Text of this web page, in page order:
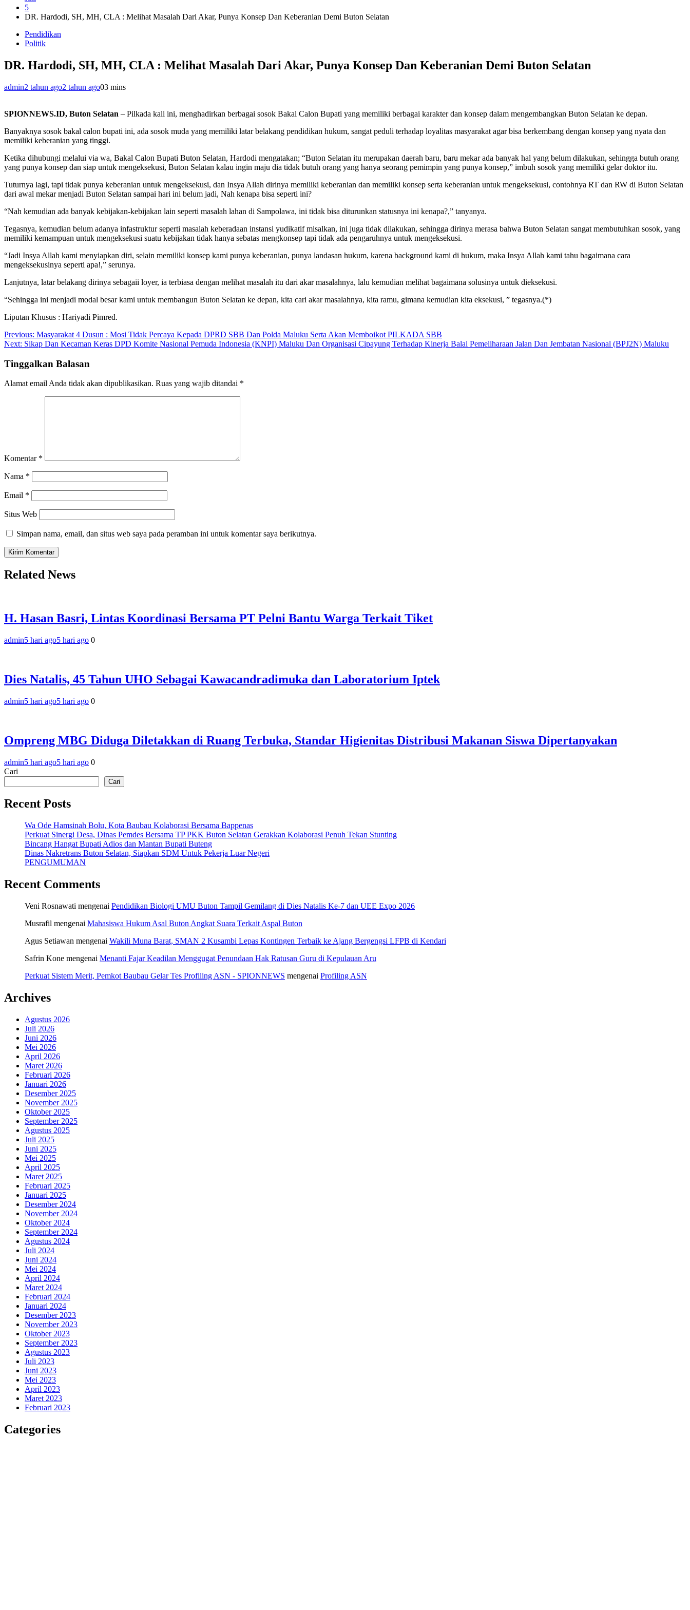
5
DR. Hardodi, SH, MH, CLA : Melihat Masalah Dari Akar, Punya Konsep Dan Keberanian Demi Buton Selatan
Pendidikan
Politik
DR. Hardodi, SH, MH, CLA : Melihat Masalah Dari Akar, Punya Konsep Dan Keberanian Demi Buton Selatan
admin2 tahun ago2 tahun ago03 mins
SPIONNEWS.ID, Buton Selatan – Pilkada kali ini, menghadirkan berbagai sosok Bakal Calon Bupati yang memiliki berbagai karakter dan konsep dalam mengembangkan Buton Selatan ke depan.
Banyaknya sosok bakal calon bupati ini, ada sosok muda yang memiliki latar belakang pendidikan hukum, sangat peduli terhadap loyalitas masyarakat agar bisa berkembang dengan konsep yang nyata dan
memiliki keberanian yang tinggi.
Ketika dihubungi melalui via wa, Bakal Calon Bupati Buton Selatan, Hardodi mengatakan; “Buton Selatan itu merupakan daerah baru, baru mekar ada banyak hal yang belum dilakukan, sehingga butuh orang
yang punya konsep dan siap untuk mengeksekusi, Buton Selatan kalau ingin maju dia tidak butuh orang yang hanya seorang pemimpin yang punya konsep,” imbuh sosok yang memiliki gelar doktor itu.
Tuturnya lagi, tapi tidak punya keberanian untuk mengeksekusi, dan Insya Allah dirinya memiliki keberanian dan memiliki konsep serta keberanian untuk mengeksekusi, contohnya RT dan RW di Buton Selatan
dari awal mekar menjadi Buton Selatan sampai hari ini belum jadi, Nah kenapa bisa seperti ini?
“Nah kemudian ada banyak kebijakan-kebijakan lain seperti masalah lahan di Sampolawa, ini tidak bisa diturunkan statusnya ini kenapa?,” tanyanya.
Tegasnya, kemudian belum adanya infastruktur seperti masalah keberadaan instansi yudikatif misalkan, ini juga tidak dilakukan, sehingga dirinya merasa bahwa Buton Selatan sangat membutuhkan sosok, yang
memiliki kemampuan untuk mengeksekusi suatu kebijakan tidak hanya sebatas mengkonsep tapi tidak ada pengaruhnya untuk mengeksekusi.
“Jadi Insya Allah kami menyiapkan diri, selain memiliki konsep kami punya keberanian, punya landasan hukum, karena background kami di hukum, maka Insya Allah kami tahu bagaimana cara
mengeksekusinya seperti apa!,” serunya.
Lanjutnya, latar belakang dirinya sebagaii loyer, ia terbiasa dengan melihat masalah itu dari akar masalahnya, lalu kemudian melihat bagaimana solusinya untuk dieksekusi.
“Sehingga ini menjadi modal besar kami untuk membangun Buton Selatan ke depan, kita cari akar masalahnya, kita ramu, gimana kemudian kita eksekusi, ” tegasnya.(*)
Liputan Khusus : Hariyadi Pimred.
Navigasi
pos
Previous: Masyarakat 4 Dusun : Mosi Tidak Percaya Kepada DPRD SBB Dan Polda Maluku Serta Akan Memboikot PILKADA SBB
Next: Sikap Dan Kecaman Keras DPD Komite Nasional Pemuda Indonesia (KNPI) Maluku Dan Organisasi Cipayung Terhadap Kinerja Balai Pemeliharaan Jalan Dan Jembatan Nasional (BPJ2N) Maluku
Tinggalkan Balasan
Alamat email Anda tidak akan dipublikasikan. Ruas yang wajib ditandai *
Komentar *
Nama *
Email *
Situs Web
Simpan nama, email, dan situs web saya pada peramban ini untuk komentar saya berikutnya.
Related News
H. Hasan Basri, Lintas Koordinasi Bersama PT Pelni Bantu Warga Terkait Tiket
admin5 hari ago5 hari ago 0
‎Dies Natalis, 45 Tahun UHO Sebagai Kawacandradimuka dan Laboratorium Iptek‎
admin5 hari ago5 hari ago 0
Ompreng MBG Diduga Diletakkan di Ruang Terbuka, Standar Higienitas Distribusi Makanan Siswa Dipertanyakan
admin5 hari ago5 hari ago 0
Cari
Cari
Recent Posts
Wa Ode Hamsinah Bolu, Kota Baubau Kolaborasi Bersama Bappenas
Perkuat Sinergi Desa, Dinas Pemdes Bersama TP PKK Buton Selatan Gerakkan Kolaborasi Penuh Tekan Stunting
Bincang Hangat Bupati Adios dan Mantan Bupati Buteng
Dinas Nakretrans Buton Selatan, Siapkan SDM Untuk Pekerja Luar Negeri
PENGUMUMAN
Recent Comments
Veni Rosnawati mengenai Pendidikan Biologi UMU Buton Tampil Gemilang di Dies Natalis Ke-7 dan UEE Expo 2026
Musrafil mengenai Mahasiswa Hukum Asal Buton Angkat Suara Terkait Aspal Buton
Agus Setiawan mengenai Wakili Muna Barat, SMAN 2 Kusambi Lepas Kontingen Terbaik ke Ajang Bergengsi LFPB di Kendari
Safrin Kone mengenai Menanti Fajar Keadilan Menggugat Penundaan Hak Ratusan Guru di Kepulauan Aru
Perkuat Sistem Merit, Pemkot Baubau Gelar Tes Profiling ASN - SPIONNEWS mengenai Profiling ASN
Archives
Agustus 2026
Juli 2026
Juni 2026
Mei 2026
April 2026
Maret 2026
Februari 2026
Januari 2026
Desember 2025
November 2025
Oktober 2025
September 2025
Agustus 2025
Juli 2025
Juni 2025
Mei 2025
April 2025
Maret 2025
Februari 2025
Januari 2025
Desember 2024
November 2024
Oktober 2024
September 2024
Agustus 2024
Juli 2024
Juni 2024
Mei 2024
April 2024
Maret 2024
Februari 2024
Januari 2024
Desember 2023
November 2023
Oktober 2023
September 2023
Agustus 2023
Juli 2023
Juni 2023
Mei 2023
April 2023
Maret 2023
Februari 2023
Categories